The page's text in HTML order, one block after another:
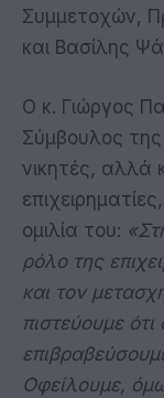
Συμμετοχών,
και Βασίλης
Ο κ. Γιώργος
Σύμβουλος
νικητές, αλλά
ομιλία του:
ρόλο της
και τον
πιστεύουμε
Οφείλουμε,